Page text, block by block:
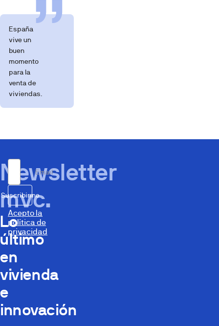
España
vive un
buen
momento
para la
venta de
viviendas.
Newsletter
mvc.
Lo
último
en
vivienda
e
innovación
Email
Suscribirme
Acepto la
política de
privacidad